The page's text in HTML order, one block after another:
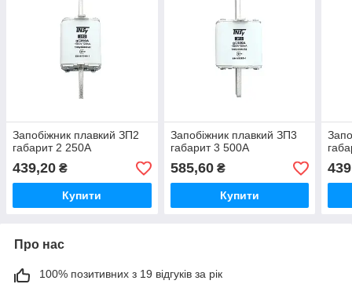
Запобіжник плавкий ЗП2
габарит 2 250А
439,20 ₴
Купити
Запобіжник плавкий ЗП3
габарит 3 500А
585,60₴
Купити
Про нас
100% позитивних з 19 відгуків за рік